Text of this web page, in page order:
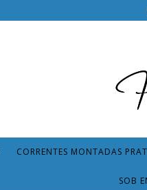
CORRENTES MONTADAS
SOB